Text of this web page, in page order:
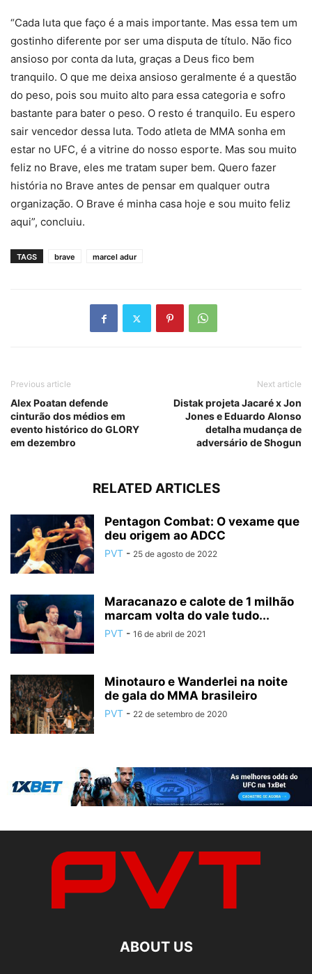
“Cada luta que faço é a mais importante. Mas essa tem um
gostinho diferente por ser uma disputa de título. Não fico
ansioso por conta da luta, graças a Deus fico bem
tranquilo. O que me deixa ansioso geralmente é a questão
do peso, pois sou muito alto para essa categoria e sofro
bastante para bater o peso. O resto é tranquilo. Eu espero
sair vencedor dessa luta. Todo atleta de MMA sonha em
estar no UFC, é a vitrine do nosso esporte. Mas sou muito
feliz no Brave, eles me tratam super bem. Quero fazer
história no Brave antes de pensar em qualquer outra
organização. O Brave é minha casa hoje e sou muito feliz
aqui”, concluiu.
TAGS brave marcel adur
Previous article
Alex Poatan defende
cinturão dos médios em
evento histórico do GLORY
em dezembro
Next article
Distak projeta Jacaré x Jon
Jones e Eduardo Alonso
detalha mudança de
adversário de Shogun
RELATED ARTICLES
Pentagon Combat: O vexame que
deu origem ao ADCC
PVT - 25 de agosto de 2022
Maracanazo e calote de 1 milhão
marcam volta do vale tudo...
PVT - 16 de abril de 2021
Minotauro e Wanderlei na noite
de gala do MMA brasileiro
PVT - 22 de setembro de 2020
ABOUT US